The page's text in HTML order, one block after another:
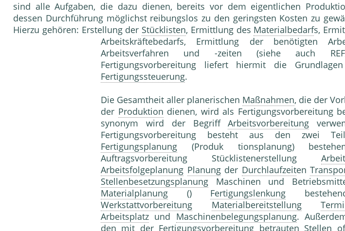
sind alle Aufgaben, die dazu dienen, bereits vor dem eigentlichen
dessen Durchführung möglichst reibungslos zu den geringsten Kosten zu
Hierzu gehören: Erstellung der Stücklisten, Ermittlung des Materialbedarfs,
Arbeitskräftebedarfs, Ermittlung der benötigten
Arbeitsverfahren und -zeiten (siehe auch
Fertigungsvorbereitung liefert hiermit die
Fertigungssteuerung.
Die Gesamtheit aller planerischen Maßnahmen, die der
der Produktion dienen, wird als Fertigungsvorbereitung
synonym wird der BegriffArbeitsvorbereitung
Fertigungsvorbereitung besteht aus den zwei
Fertigungsplanung (Produk tionsplanung)
Auftragsvorbereitung Stücklistenerstellung
Arbeitsfolgeplanung Planungder Durchlaufzeiten
Stellenbesetzungsplanung Maschinen und
Materialplanung () Fertigungslenkung
Werkstattvorbereitung
Materialbereitstellung
Arbeitsplatz und Maschinenbelegungsplanung.
den mit der Fertigungsvorbereitung betrauten Stellen